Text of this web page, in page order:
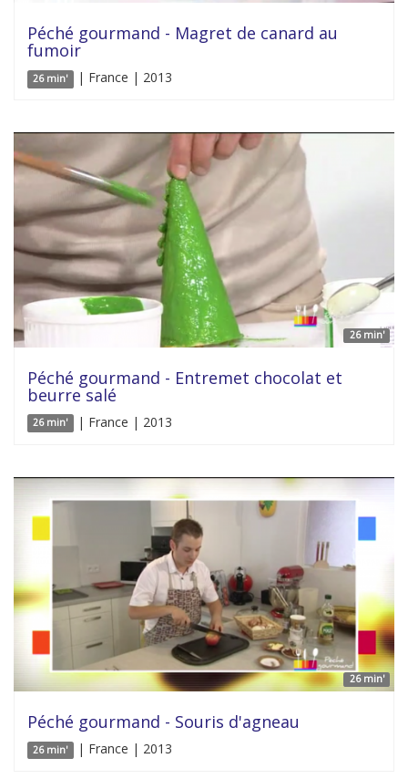
Péché gourmand - Magret de canard au
fumoir
26 min' | France | 2013
26 min'
Péché gourmand - Entremet chocolat et
beurre salé
26 min' | France | 2013
26 min'
Péché gourmand - Souris d'agneau
26 min' | France | 2013